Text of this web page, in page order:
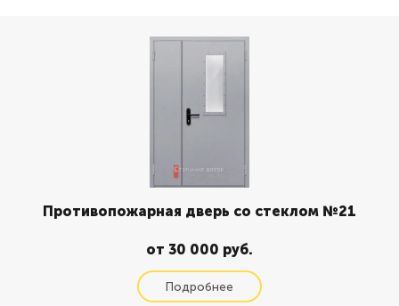
Противопожарная дверь со стеклом №21
от 30 000 руб.